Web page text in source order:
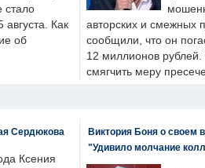
стало
августа. Как
об
авторских и смежных
сообщили, что он
12 миллионов рублей.
смягчить меру
Сердюкова
Ксения
Виктория Боня о своем
"Удивило молчание